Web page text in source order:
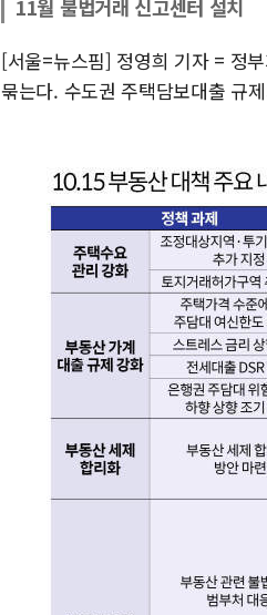
11월 불법거래 신고센터 설치
[서울=뉴스핌] 정영희 기자 = 정
묶는다. 수도권 주택담보대출 규